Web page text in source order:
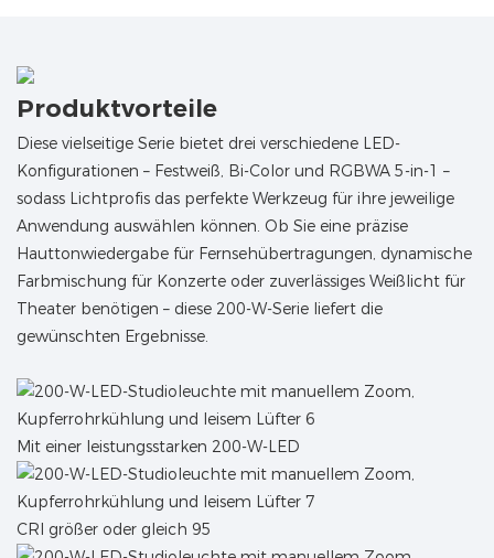
Produktvorteile
Diese vielseitige Serie bietet drei verschiedene LED-
Konfigurationen – Festweiß, Bi-Color und RGBWA 5-in-1 –
sodass Lichtprofis das perfekte Werkzeug für ihre jeweilige
Anwendung auswählen können. Ob Sie eine präzise
Hauttonwiedergabe für Fernsehübertragungen, dynamische
Farbmischung für Konzerte oder zuverlässiges Weißlicht für
Theater benötigen – diese 200-W-Serie liefert die
gewünschten Ergebnisse.
Mit einer leistungsstarken 200-W-LED
CRI größer oder gleich 95